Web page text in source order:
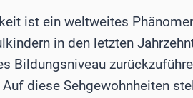
ist ein weltweites
in den letzten
Bildungsniveau
diese Sehgewohnheiten